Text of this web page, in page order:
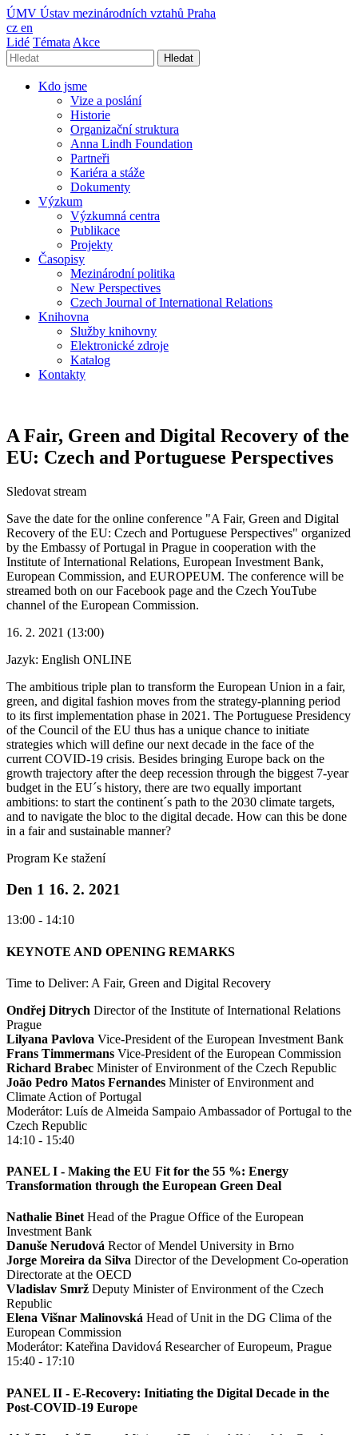
ÚMV Ústav mezinárodních vztahů Praha
cz en
Lidé Témata Akce
Hledat
Kdo jsme
Vize a poslání
Historie
Organizační struktura
Anna Lindh Foundation
Partneři
Kariéra a stáže
Dokumenty
Výzkum
Výzkumná centra
Publikace
Projekty
Časopisy
Mezinárodní politika
New Perspectives
Czech Journal of International Relations
Knihovna
Služby knihovny
Elektronické zdroje
Katalog
Kontakty
A Fair, Green and Digital Recovery of the
EU: Czech and Portuguese Perspectives
Sledovat stream
Save the date for the online conference "A Fair, Green and Digital
Recovery of the EU: Czech and Portuguese Perspectives" organized
by the Embassy of Portugal in Prague in cooperation with the
Institute of International Relations, European Investment Bank,
European Commission, and EUROPEUM. The conference will be
streamed both on our Facebook page and the Czech YouTube
channel of the European Commission.
16. 2. 2021 (13:00)
Jazyk: English ONLINE
The ambitious triple plan to transform the European Union in a fair,
green, and digital fashion moves from the strategy-planning period
to its first implementation phase in 2021. The Portuguese Presidency
of the Council of the EU thus has a unique chance to initiate
strategies which will define our next decade in the face of the
current COVID-19 crisis. Besides bringing Europe back on the
growth trajectory after the deep recession through the biggest 7-year
budget in the EU´s history, there are two equally important
ambitions: to start the continent´s path to the 2030 climate targets,
and to navigate the bloc to the digital decade. How can this be done
in a fair and sustainable manner?
Program Ke stažení
Den 1 16. 2. 2021
13:00 - 14:10
KEYNOTE AND OPENING REMARKS
Time to Deliver: A Fair, Green and Digital Recovery
Ondřej Ditrych Director of the Institute of International Relations
Prague
Lilyana Pavlova Vice-President of the European Investment Bank
Frans Timmermans Vice-President of the European Commission
Richard Brabec Minister of Environment of the Czech Republic
João Pedro Matos Fernandes Minister of Environment and
Climate Action of Portugal
Moderátor: Luís de Almeida Sampaio Ambassador of Portugal to the
Czech Republic
14:10 - 15:40
PANEL I - Making the EU Fit for the 55 %: Energy
Transformation through the European Green Deal
Nathalie Binet Head of the Prague Office of the European
Investment Bank
Danuše Nerudová Rector of Mendel University in Brno
Jorge Moreira da Silva Director of the Development Co-operation
Directorate at the OECD
Vladislav Smrž Deputy Minister of Environment of the Czech
Republic
Elena Višnar Malinovská Head of Unit in the DG Clima of the
European Commission
Moderátor: Kateřina Davidová Researcher of Europeum, Prague
15:40 - 17:10
PANEL II - E-Recovery: Initiating the Digital Decade in the
Post-COVID-19 Europe